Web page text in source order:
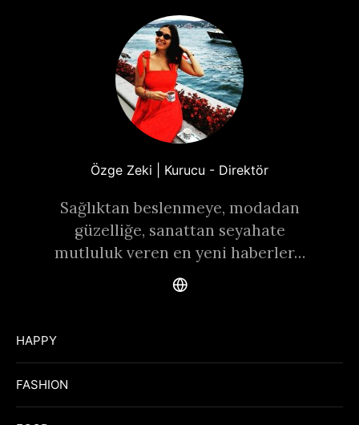
Özge Zeki | Kurucu - Direktör
Sağlıktan beslenmeye, modadan
güzelliğe, sanattan seyahate
mutluluk veren en yeni haberler…
HAPPY
FASHION